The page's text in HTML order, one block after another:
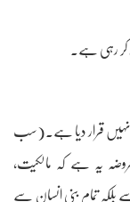
کر رہی ہے۔
نہیں قرار دیا ہے۔(سب
یہ ہے کہ مالکیت،
بلکہ تمام بنی انسان سے